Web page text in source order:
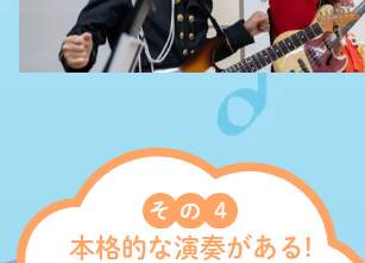
本格的な演奏がある!